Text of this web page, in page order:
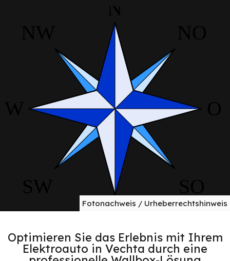
Fotonachweis / Urheberrechtshinweis
Optimieren Sie das Erlebnis mit Ihrem
Elektroauto in Vechta durch eine